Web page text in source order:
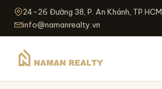
24-26 Đường 38, P. An Khánh, TP.HCM
info@namanrealty.vn